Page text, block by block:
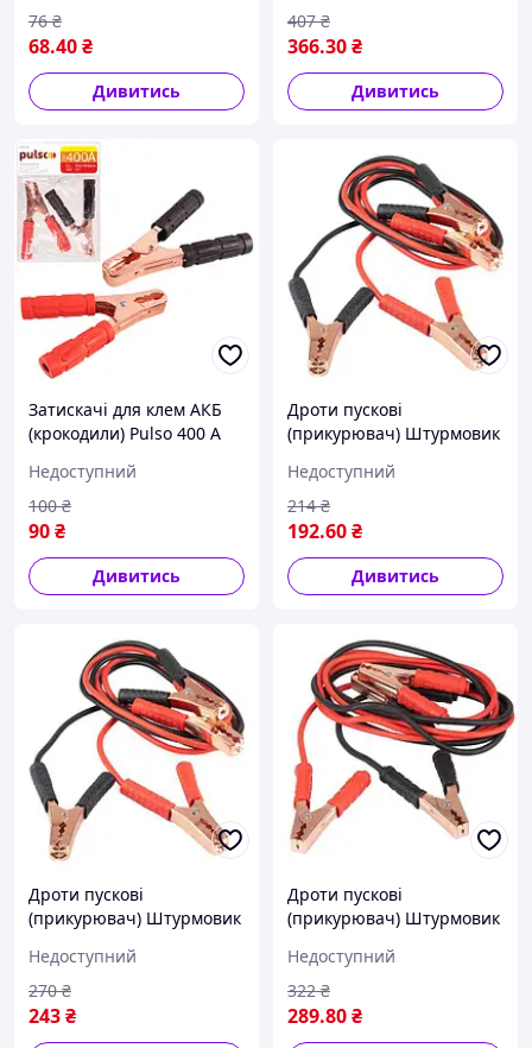
68.40₴
76 ₴
Дивитись
366.30₴
407 ₴
Дивитись
Затискачі для клем АКБ
(крокодили) Pulso 400 А
Недоступний
90₴
100 ₴
Дивитись
Дроти пускові
(прикурювач) Штурмовик
Недоступний
192.60₴
214 ₴
Дивитись
Дроти пускові
(прикурювач) Штурмовик
Недоступний
243₴
270 ₴
Дроти пускові
(прикурювач) Штурмовик
Недоступний
289.80₴
322 ₴